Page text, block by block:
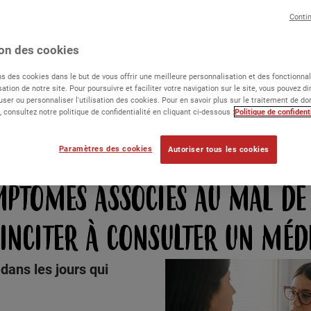
à certains autres symptômes, il est
ASSOCIÉS AU MAL
À CONSULTER UN
les jours qui
des cookies
des cookies dans le but de vous offrir une meilleure personnalisation et des
de notre site. Pour poursuivre et faciliter votre navigation sur le site, vous pouvez
ou personnaliser l'utilisation des cookies. Pour en savoir plus sur le traitement de
consultez notre politique de confidentialité en cliquant ci-dessous :Politique de
Paramètres des cookies Autoriser tous les cookies